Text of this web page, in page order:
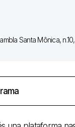
Santa Mônica,